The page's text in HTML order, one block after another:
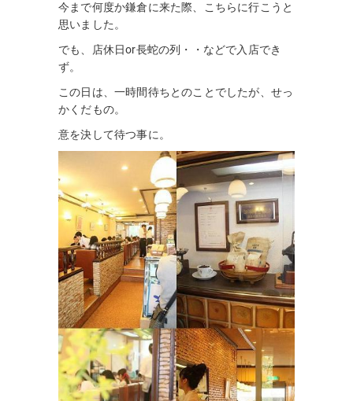
今まで何度か鎌倉に来た際、こちらに行こうと
思いました。
でも、店休日or長蛇の列・・などで入店でき
ず。
この日は、一時間待ちとのことでしたが、せっ
かくだもの。
意を決して待つ事に。